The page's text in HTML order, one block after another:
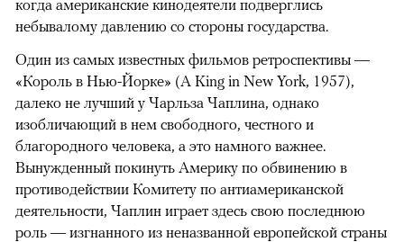
когда американские кинодеятели подверглись
небывалому давлению со стороны государства.
Один из самых известных фильмов ретроспективы —
«Король в Нью-Йорке» (A King in New York, 1957),
далеко не лучший у Чарльза Чаплина, однако
изобличающий в нем свободного, честного и
благородного человека, а это намного важнее.
Вынужденный покинуть Америку по обвинению в
противодействии Комитету по антиамериканской
деятельности, Чаплин играет здесь свою последнюю
роль — изгнанного из неназванной европейской страны